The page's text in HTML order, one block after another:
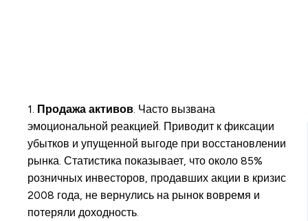
1. Продажа активов . Часто вызвана
эмоциональной реакцией. Приводит к фиксации
убытков и упущенной выгоде при восстановлении
рынка. Статистика показывает, что около 85%
розничных инвесторов, продавших акции в кризис
2008 года, не вернулись на рынок вовремя и
потеряли доходность.